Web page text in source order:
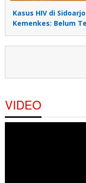
Kasus HIV di
Kemenkes: Belum
VIDEO